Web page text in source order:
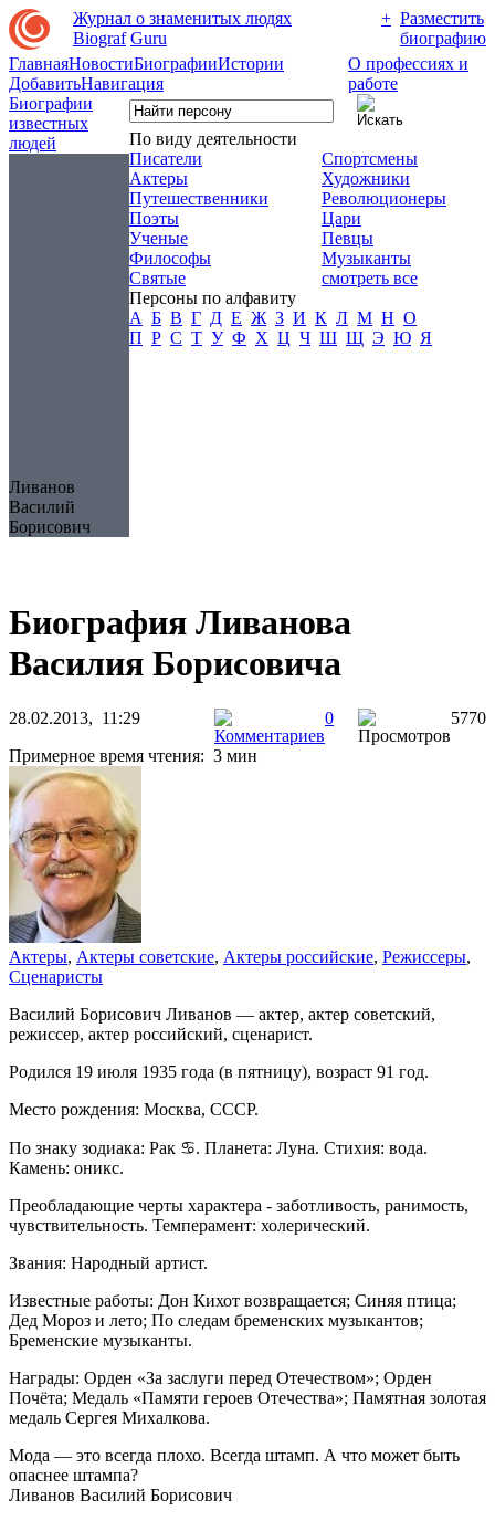
Журнал о знаменитых людях
Biograf Guru
+ Разместить
биографию
ГлавнаяНовостиБиографииИстории
ДобавитьНавигация
О профессиях и
работе
Биографии
известных
людей
Ливанов
Василий
Борисович
По виду деятельности
Писатели
Актеры
Путешественники
Поэты
Ученые
Философы
Святые
Спортсмены
Художники
Революционеры
Цари
Певцы
Музыканты
смотреть все
Персоны по алфавиту
А Б В Г Д Е Ж З И К Л М Н О
П Р С Т У Ф Х Ц Ч Ш Щ Э Ю Я
Биография Ливанова
Василия Борисовича
28.02.2013, 11:29 0
5770
Примерное время чтения: 3 мин
Актеры, Актеры советские, Актеры российские, Режиссеры,
Сценаристы
Василий Борисович Ливанов — актер, актер советский,
режиссер, актер российский, сценарист.
Родился 19 июля 1935 года (в пятницу), возраст 91 год.
Место рождения: Москва, СССР.
По знаку зодиака: Рак ♋. Планета: Луна. Стихия: вода.
Камень: оникс.
Преобладающие черты характера - заботливость, ранимость,
чувствительность. Темперамент: холерический.
Звания: Народный артист.
Известные работы: Дон Кихот возвращается; Синяя птица;
Дед Мороз и лето; По следам бременских музыкантов;
Бременские музыканты.
Награды: Орден «За заслуги перед Отечеством»; Орден
Почёта; Медаль «Памяти героев Отечества»; Памятная золотая
медаль Сергея Михалкова.
Мода — это всегда плохо. Всегда штамп. А что может быть
опаснее штампа?
Ливанов Василий Борисович